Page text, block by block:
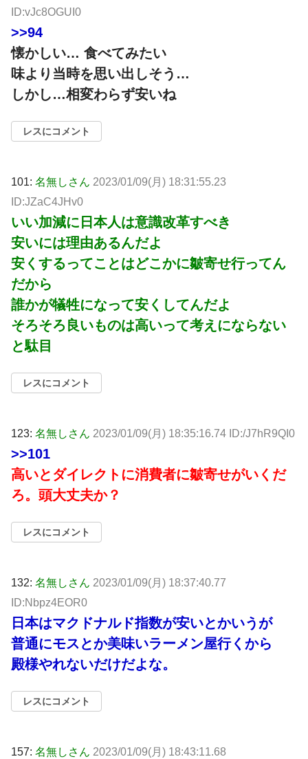
ID:vJc8OGUI0
>>94
懐かしい… 食べてみたい
味より当時を思い出しそう…
しかし…相変わらず安いね
レスにコメント
101: 名無しさん 2023/01/09(月) 18:31:55.23
ID:JZaC4JHv0
いい加減に日本人は意識改革すべき
安いには理由あるんだよ
安くするってことはどこかに皺寄せ行ってん
だから
誰かが犠牲になって安くしてんだよ
そろそろ良いものは高いって考えにならない
と駄目
レスにコメント
123: 名無しさん 2023/01/09(月) 18:35:16.74 ID:/J7hR9QI0
>>101
高いとダイレクトに消費者に皺寄せがいくだ
ろ。頭大丈夫か？
レスにコメント
132: 名無しさん 2023/01/09(月) 18:37:40.77
ID:Nbpz4EOR0
日本はマクドナルド指数が安いとかいうが
普通にモスとか美味いラーメン屋行くから
殿様やれないだけだよな。
レスにコメント
157: 名無しさん 2023/01/09(月) 18:43:11.68